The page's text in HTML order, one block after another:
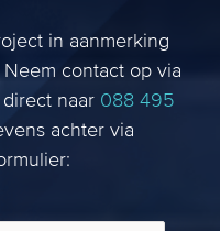
in aanmerking
contact op via
naar 088 495
achter via